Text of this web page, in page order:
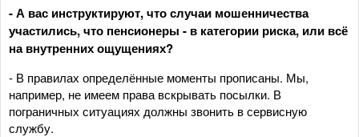
- А вас инструктируют, что случаи мошенничества
участились, что пенсионеры - в категории риска, или всё
на внутренних ощущениях?
- В правилах определённые моменты прописаны. Мы,
например, не имеем права вскрывать посылки. В
пограничных ситуациях должны звонить в сервисную
службу.